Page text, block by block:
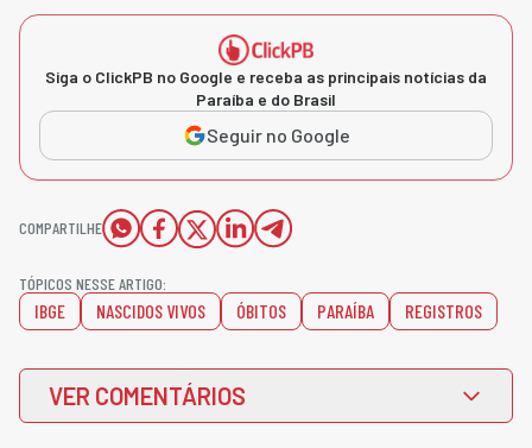
Siga o ClickPB no Google e receba as principais notícias da
Paraíba e do Brasil
Seguir no Google
COMPARTILHE
TÓPICOS NESSE ARTIGO:
IBGE NASCIDOS VIVOS ÓBITOS PARAÍBA REGISTROS
VER COMENTÁRIOS